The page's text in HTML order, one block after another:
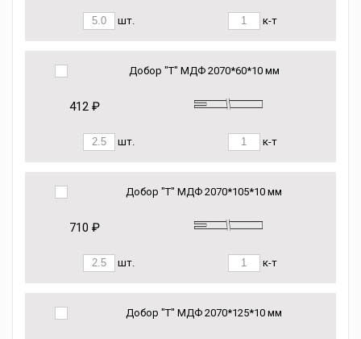
шт. к-т
Добор "Т" МДФ 2070*60*10 мм
412 ₽
шт. к-т
Добор "Т" МДФ 2070*105*10 мм
710 ₽
шт. к-т
Добор "Т" МДФ 2070*125*10 мм